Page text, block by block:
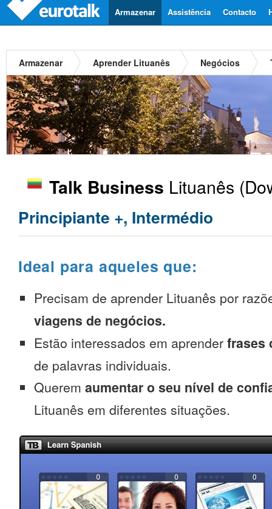
Contacto
Assistência
Armazenar
Armazenar Aprender Lituanês Negócios
Talk Business Lituanês
Principiante +, Intermédio
Ideal para aqueles que:
Precisam de aprender Lituanês por
viagens de negócios.
Estão interessados em aprender frases
de palavras individuais.
Querem aumentar o seu nível de
Lituanês em diferentes situações.